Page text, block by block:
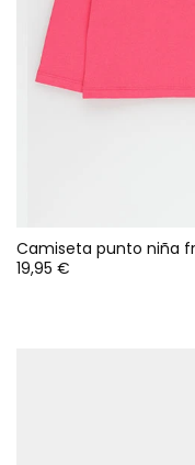
19,95 €